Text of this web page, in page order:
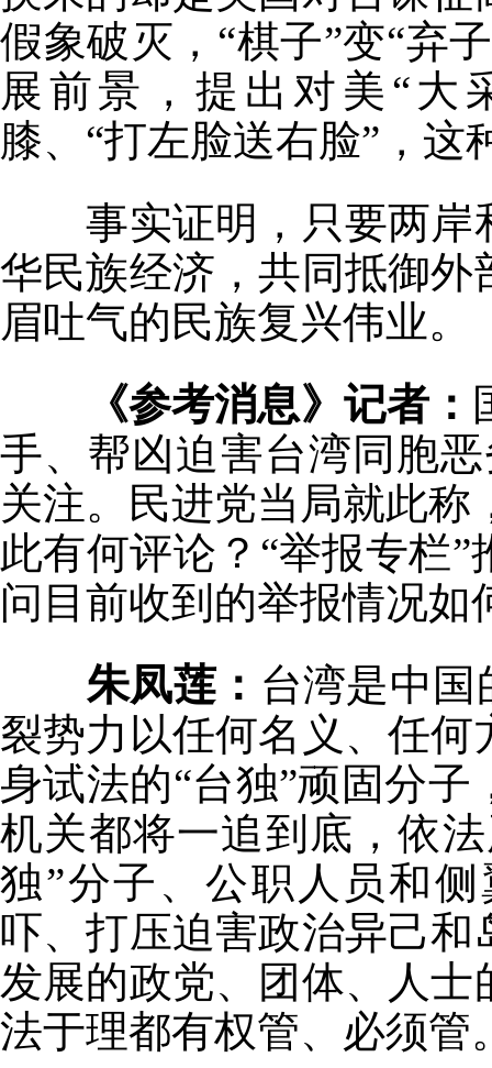
假象破灭，“棋子”变“弃
展前景，提出对美“大
膝、“打左脸送右脸”，这
事实证明，只要两岸
华民族经济，共同抵御
眉吐气的民族复兴伟业。
《参考消息》记者：
手、帮凶迫害台湾同胞
关注。民进党当局就此称
此有何评论？“举报专栏
问目前收到的举报情况如
朱凤莲： 台湾是中国
裂势力以任何名义、任
身试法的“台独”顽固分
机关都将一追到底，依
独”分子、公职人员和
吓、打压迫害政治异己
发展的政党、团体、人
法于理都有权管、必须管